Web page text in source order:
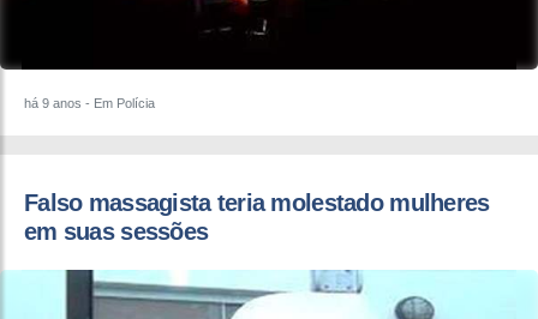
há 9 anos - Em Polícia
Falso massagista teria molestado mulheres
em suas sessões